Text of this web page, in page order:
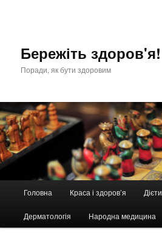
Бережіть здоров'я!
Поради, як бути здоровим
Головна Краса і здоров’я Дієти
Дерматологія Народна медицина